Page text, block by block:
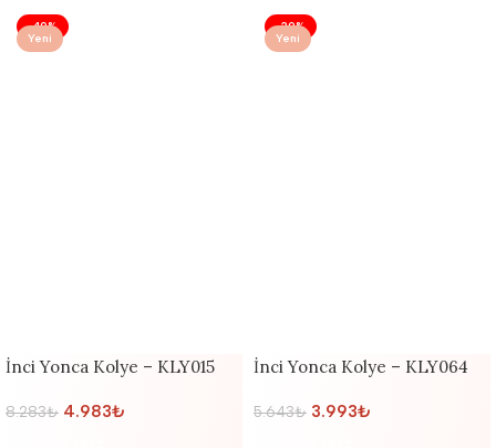
-40%
Yeni
İnci Yonca Kolye – KLY015
8.283₺ 4.983₺
-29%
Yeni
İnci Yonca Kolye – KLY064
5.643₺ 3.993₺